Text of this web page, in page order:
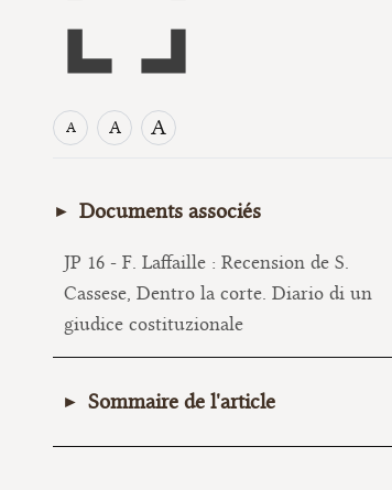
A A A
Documents associés
JP 16 - F. Laffaille : Recension de S.
Cassese, Dentro la corte. Diario di un
giudice costituzionale
Sommaire de l'article
I. Les yeux sur la Cour : le juge au